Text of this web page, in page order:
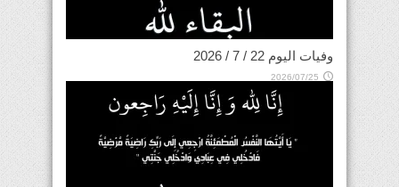
وفيات اليوم 22 / 7 / 2026
2026/07/25